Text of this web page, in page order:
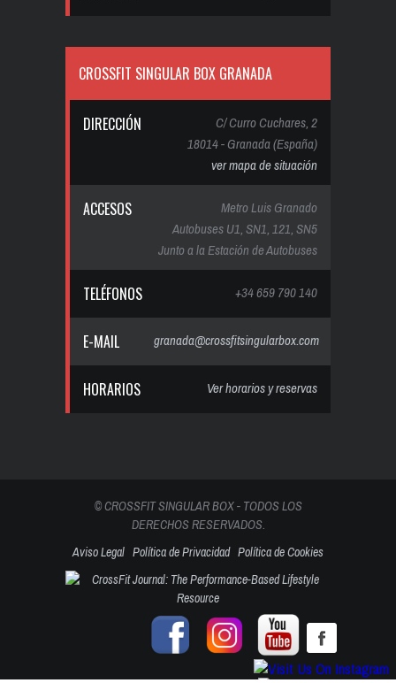
CROSSFIT SINGULAR BOX GRANADA
DIRECCIÓN
C/ Curro Cuchares, 2
18014 - Granada (España)
ver mapa de situación
ACCESOS
Metro Luis Granado
Autobuses U1, SN1, 121, SN5
Junto a la Estación de Autobuses
TELÉFONOS +34 659 790 140
E-MAIL granada@crossfitsingularbox.com
HORARIOS Ver horarios y reservas
© CROSSFIT SINGULAR BOX - TODOS LOS
DERECHOS RESERVADOS.
Aviso Legal Política de Privacidad Política de Cookies